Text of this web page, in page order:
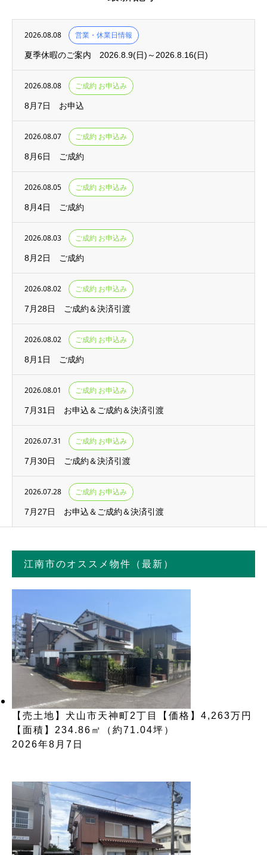
2026.08.08 営業・休業日情報
夏季休暇のご案内 2026.8.9(日)～2026.8.16(日)
2026.08.08 ご成約 お申込み
8月7日 お申込
2026.08.07 ご成約 お申込み
8月6日 ご成約
2026.08.05 ご成約 お申込み
8月4日 ご成約
2026.08.03 ご成約 お申込み
8月2日 ご成約
2026.08.02 ご成約 お申込み
7月28日 ご成約＆決済引渡
2026.08.02 ご成約 お申込み
8月1日 ご成約
2026.08.01 ご成約 お申込み
7月31日 お申込＆ご成約＆決済引渡
2026.07.31 ご成約 お申込み
7月30日 ご成約＆決済引渡
2026.07.28 ご成約 お申込み
7月27日 お申込＆ご成約＆決済引渡
江南市のオススメ物件（最新）
【売土地】犬山市天神町2丁目【価格】4,263万円
【面積】234.86㎡（約71.04坪）
2026年8月7日